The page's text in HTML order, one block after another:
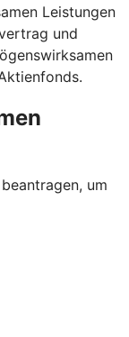
Leistungen
und
um